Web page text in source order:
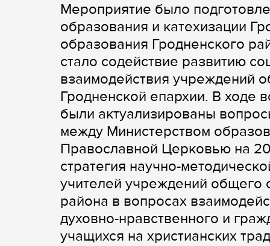
Мероприятие было
образования и катехизации
образования Гродненского
стало содействие развитию
взаимодействия учреждений
Гродненской епархии. В ходе
были актуализированы
между Министерством
Православной Церковью на
стратегия научно-
учителей учреждений общего
района в вопросах
духовно-нравственного и
учащихся на христианских